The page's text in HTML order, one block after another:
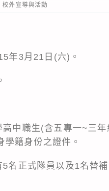
校外宣導與活動
年3月21日(六)。
中職生(含五專一~三
學籍身份之證件。
名正式隊員以及1名替